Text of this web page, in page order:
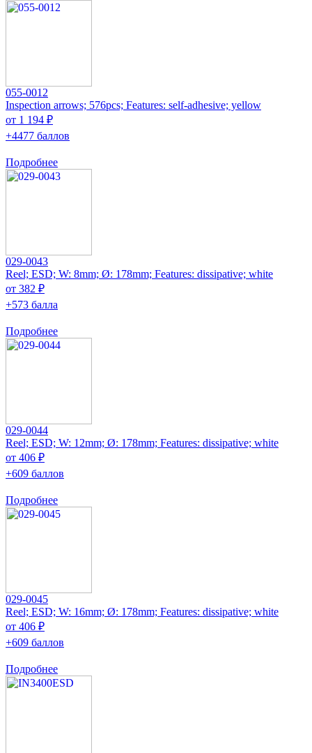
055-0012
Inspection arrows; 576pcs; Features: self-adhesive; yellow
от 1 194 ₽
+4477 баллов
Подробнее
029-0043
Reel; ESD; W: 8mm; Ø: 178mm; Features: dissipative; white
от 382 ₽
+573 балла
Подробнее
029-0044
Reel; ESD; W: 12mm; Ø: 178mm; Features: dissipative; white
от 406 ₽
+609 баллов
Подробнее
029-0045
Reel; ESD; W: 16mm; Ø: 178mm; Features: dissipative; white
от 406 ₽
+609 баллов
Подробнее